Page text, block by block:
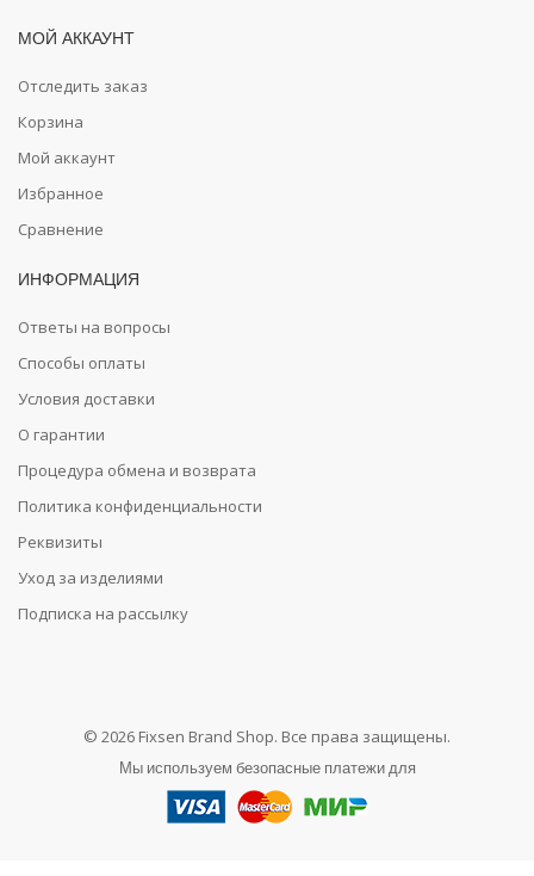
МОЙ АККАУНТ
Отследить заказ
Корзина
Мой аккаунт
Избранное
Сравнение
ИНФОРМАЦИЯ
Ответы на вопросы
Способы оплаты
Условия доставки
О гарантии
Процедура обмена и возврата
Политика конфиденциальности
Реквизиты
Уход за изделиями
Подписка на рассылку
© 2026 Fixsen Brand Shop. Все права защищены.
Мы используем безопасные платежи для